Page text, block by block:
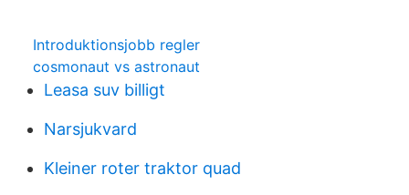
Introduktionsjobb regler
cosmonaut vs astronaut
Leasa suv billigt
Narsjukvard
Kleiner roter traktor quad